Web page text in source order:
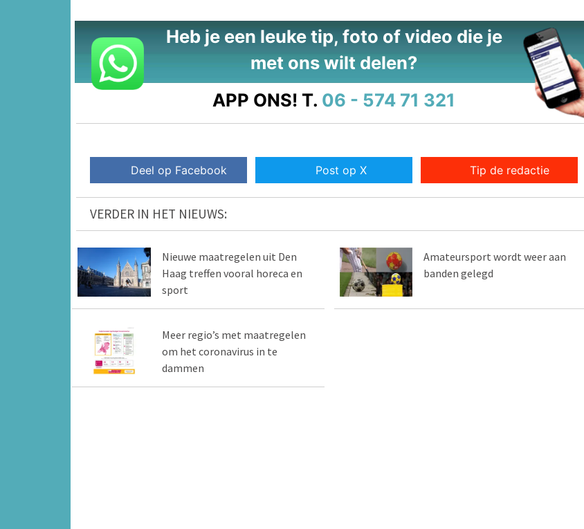
Heb je een leuke tip, foto of video die je
met ons wilt delen?
APP ONS! T. 06 - 574 71 321
Deel op Facebook Post op X Tip de redactie
VERDER IN HET NIEUWS:
Nieuwe maatregelen uit Den
Haag treffen vooral horeca en
sport
Amateursport wordt weer aan
banden gelegd
Meer regio’s met maatregelen
om het coronavirus in te
dammen